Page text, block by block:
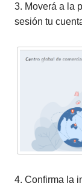
3. Moverá a la
sesión tu
4. Confirma la